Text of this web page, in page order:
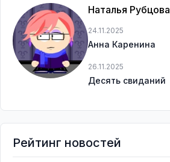
Наталья Рубцова
24.11.2025
Анна Каренина
26.11.2025
Десять свиданий
Рейтинг новостей